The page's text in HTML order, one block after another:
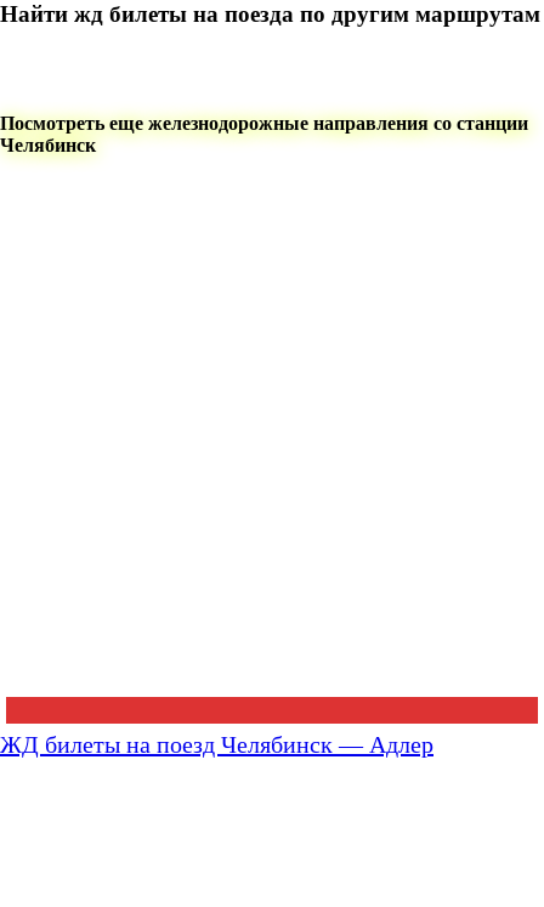
Найти жд билеты на поезда по другим маршрутам
Посмотреть еще железнодорожные направления со станции
Челябинск
ЖД билеты на поезд Челябинск — Адлер